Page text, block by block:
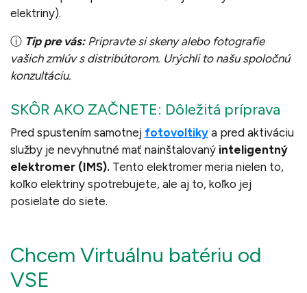
elektriny).
ⓘ Tip pre vás:Pripravte si skeny alebo fotografie
vašich zmlúv s distribútorom. Urýchli to našu spoločnú
konzultáciu.
SKÔR AKO ZAČNETE: Dôležitá príprava
Pred spustením samotnej fotovoltiky a pred aktiváciu
služby je nevyhnutné mať nainštalovaný inteligentný
elektromer (IMS). Tento elektromer meria nielen to,
koľko elektriny spotrebujete, ale aj to, koľko jej
posielate do siete.
Chcem Virtuálnu batériu od
VSE